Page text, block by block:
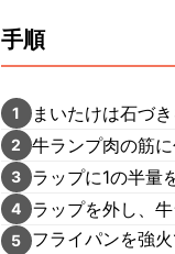
手順
1 まいたけは石づ
2 牛ランプ肉の筋
3 ラップに1の半量
4 ラップを外し、
5
フライパンを強